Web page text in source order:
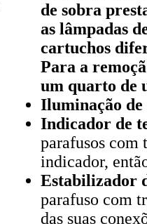
de sobra
as lâmpadas
cartuchos
Para a
um quarto de
Iluminação
Indicador de
parafusos com
indicador,
Estabilizador
parafuso com
das suas